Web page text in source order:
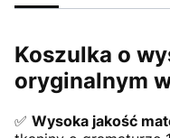
Koszulka o
oryginalnym
✅ Wysoka jakość